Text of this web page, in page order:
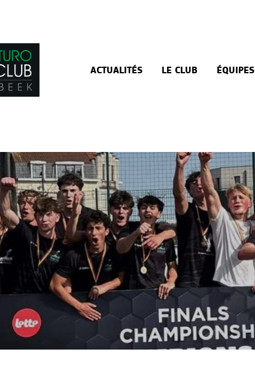
ACTUALITÉS LE CLUB ÉQUIPES